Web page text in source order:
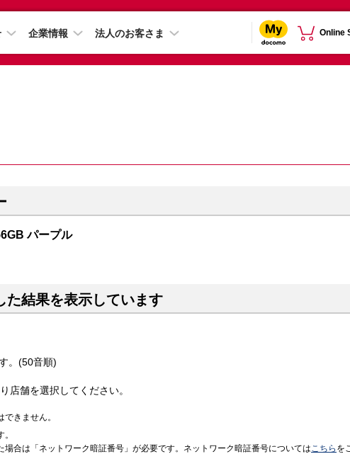
企業情報 法人のお客さま Online
パープル
た結果を表示しています
。(50音順)
店舗を選択してください。
きません。
場合は「ネットワーク暗証番号」が必要です。ネットワーク暗証番号についてはこちら を